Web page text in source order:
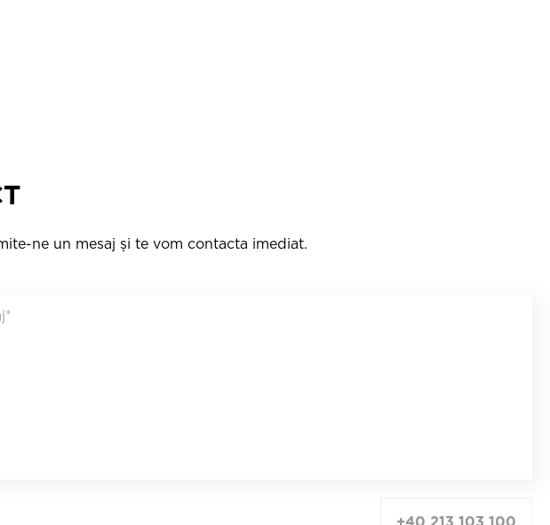
ne un mesaj și te vom contacta imediat.